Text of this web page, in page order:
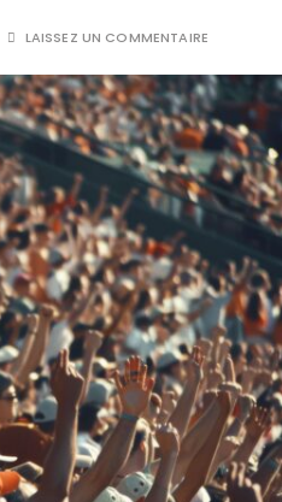
LAISSEZ UN COMMENTAIRE